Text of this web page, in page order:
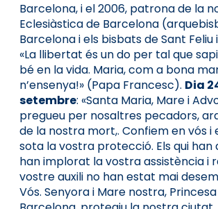
Barcelona, i el 2006, patrona de la
Eclesiàstica de Barcelona
Barcelona i els bisbats de Sant Feliu
«La llibertat és un do per tal que
bé en la vida. Maria, com a bona
n’ensenya!» (Papa Francesc). Dia
setembre: «Santa Maria, Mare i
pregueu per nosaltres pecadors,
de la nostra mort,. Confiem en vós i
sota la vostra protecció. Els qui han
han implorat la vostra assistència i
vostre auxili no han estat mai
Vós. Senyora i Mare nostra,